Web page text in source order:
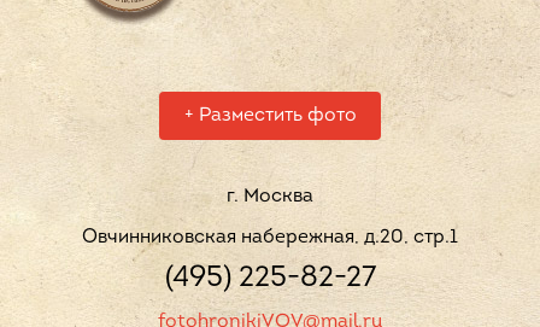
+ Разместить фото
г. Москва
Овчинниковская набережная, д.20, стр.1
(495) 225-82-27
fotohronikiVOV@mail.ru